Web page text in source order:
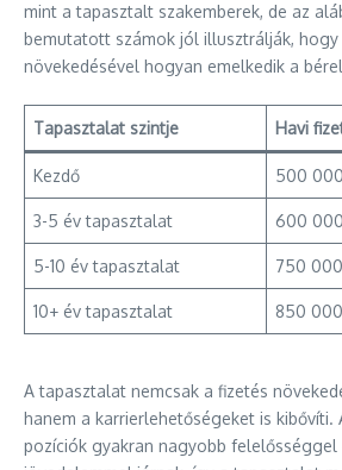
mint a tapasztalt szakemberek, de az
bemutatott számok jól illusztrálják,
növekedésével hogyan emelkedik a
Tapasztalat szintje Havi
Kezdő 500
3-5 év tapasztalat 600
5-10 év tapasztalat 750
10+ év tapasztalat 850
A tapasztalat nemcsak a fizetés
hanem a karrierlehetőségeket is kibővíti.
pozíciók gyakran nagyobb felelősséggel